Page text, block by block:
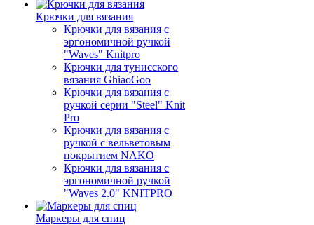
Крючки для вязания
Крючки для вязания с
эргономичной ручкой
"Waves" Knitpro
Крючки для тунисского
вязания GhiaoGoo
Крючки для вязания с
ручкой серии "Steel" Knit
Pro
Крючки для вязания с
ручкой с вельветовым
покрытием NAKO
Крючки для вязания с
эргономичной ручкой
"Waves 2.0" KNITPRO
Маркеры для спиц